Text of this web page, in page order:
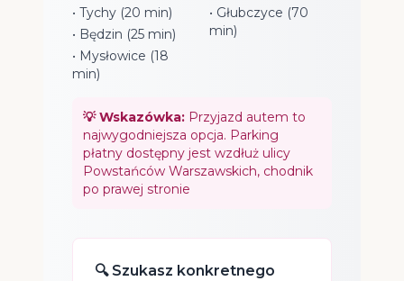
• Tychy (20 min)
• Będzin (25 min)
• Mysłowice (18
min)
• Głubczyce (70
min)
💡 Wskazówka: Przyjazd autem to
najwygodniejsza opcja. Parking
płatny dostępny jest wzdłuż ulicy
Powstańców Warszawskich, chodnik
po prawej stronie
🔍 Szukasz konkretnego